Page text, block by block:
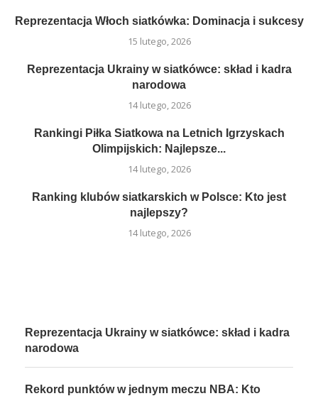
Reprezentacja Włoch siatkówka: Dominacja i sukcesy
15 lutego, 2026
Reprezentacja Ukrainy w siatkówce: skład i kadra
narodowa
14 lutego, 2026
Rankingi Piłka Siatkowa na Letnich Igrzyskach
Olimpijskich: Najlepsze...
14 lutego, 2026
Ranking klubów siatkarskich w Polsce: Kto jest
najlepszy?
14 lutego, 2026
Reprezentacja Ukrainy w siatkówce: skład i kadra
narodowa
Rekord punktów w jednym meczu NBA: Kto